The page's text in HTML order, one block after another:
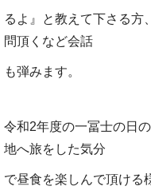
るよ』
と教えて下さる方
問頂くなど会話
も弾み ます。
令和2年度の一冨士の日
地へ旅をした気分
で昼食を楽しんで頂ける